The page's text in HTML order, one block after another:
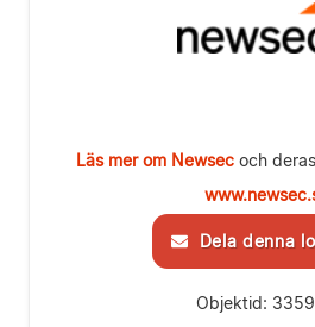
Läs mer om Newsecoch
Dela denna
Objektid: